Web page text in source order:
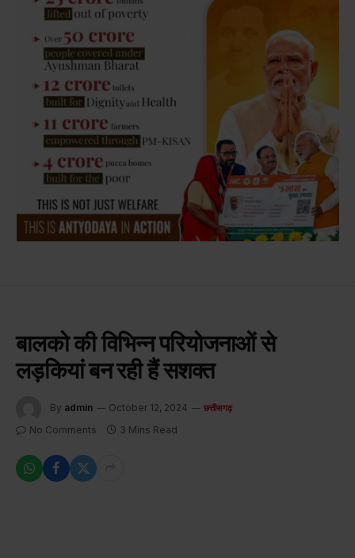
बालको की विभिन्न परियोजनाओं से
लड़कियां बन रही हैं सशक्त
By admin October 12, 2024 छत्तीसगढ़
No Comments 3 Mins Read